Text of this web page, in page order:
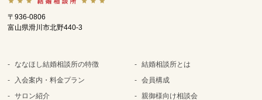
〒936-0806
富山県滑川市北野440-3
ななほし結婚相談所の特徴
入会案内・料金プラン
サロン紹介
結婚相談所とは
会員構成
親御様向け相談会